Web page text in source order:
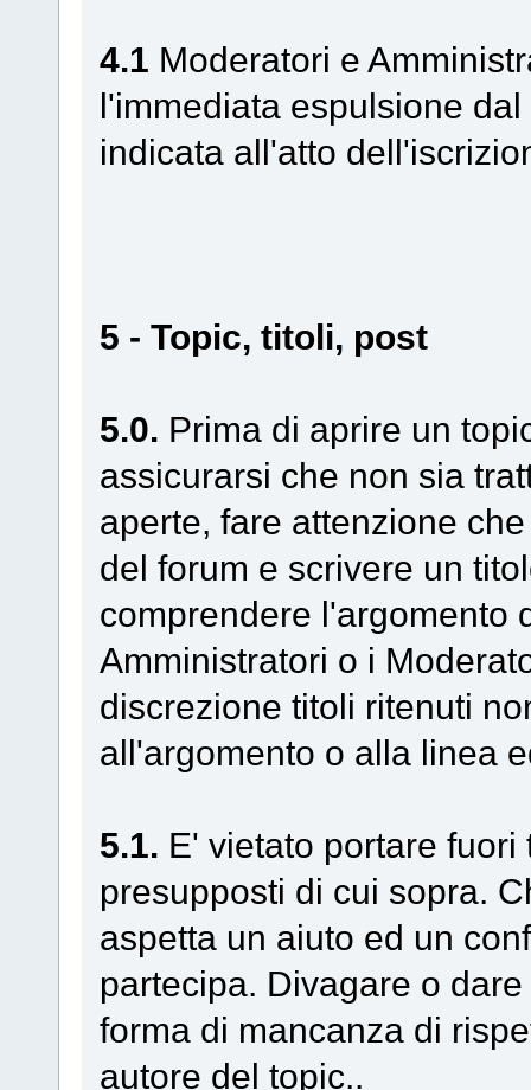
4.1 Moderatori e
l'immediata espulsione
indicata all'atto
5 - Topic, titoli, post
5.0. Prima di aprire un
assicurarsi che non sia
aperte, fare attenzione
del forum e scrivere un
comprendere l'argomento
Amministratori o i
discrezione titoli ritenuti
all'argomento o alla linea
5.1. E' vietato portare
presupposti di cui sopra.
aspetta un aiuto ed un
partecipa. Divagare o
forma di mancanza di
autore del topic..